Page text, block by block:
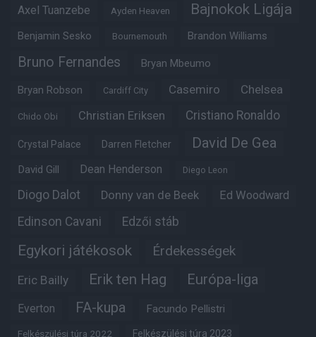
Axel Tuanzebe Ayden Heaven Bajnokok Ligája
Benjamin Sesko Bournemouth Brandon Williams
Bruno Fernandes Bryan Mbeumo
Bryan Robson Cardiff City Casemiro Chelsea
Chido Obi Christian Eriksen Cristiano Ronaldo
Crystal Palace Darren Fletcher David De Gea
David Gill Dean Henderson Diego Leon
Diogo Dalot Donny van de Beek Ed Woodward
Edinson Cavani Edzői stáb
Egykori játékosok Érdekességek
Eric Bailly Erik ten Hag Európa-liga
Everton FA-kupa Facundo Pellistri
Felkészülési túra 2022 Felkészülési túra 2023